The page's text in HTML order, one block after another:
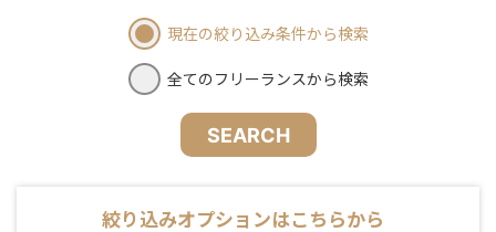
現在の絞り込み条件から検索
全てのフリーランスから検索
SEARCH
絞り込みオプションはこちらから